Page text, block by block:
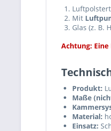
Mit
Glas (z. B.
Achtung:
Produkt:
Maße
Material:
Einsatz: